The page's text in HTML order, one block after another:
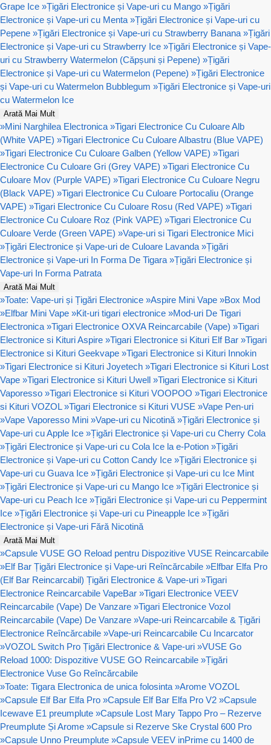
Grape Ice »Țigări Electronice și Vape-uri cu Mango »Țigări
Electronice și Vape-uri cu Menta »Țigări Electronice și Vape-uri cu
Pepene »Țigări Electronice și Vape-uri cu Strawberry Banana »Țigări
Electronice și Vape-uri cu Strawberry Ice »Țigări Electronice și Vape-
uri cu Strawberry Watermelon (Căpșuni și Pepene) »Țigări
Electronice și Vape-uri cu Watermelon (Pepene) »Țigări Electronice
și Vape-uri cu Watermelon Bubblegum »Țigări Electronice și Vape-uri
cu Watermelon Ice
Arată Mai Mult
»Mini Narghilea Electronica »Tigari Electronice Cu Culoare Alb
(White VAPE) »Tigari Electronice Cu Culoare Albastru (Blue VAPE)
»Tigari Electronice Cu Culoare Galben (Yellow VAPE) »Tigari
Electronice Cu Culoare Gri (Grey VAPE) »Tigari Electronice Cu
Culoare Mov (Purple VAPE) »Tigari Electronice Cu Culoare Negru
(Black VAPE) »Tigari Electronice Cu Culoare Portocaliu (Orange
VAPE) »Tigari Electronice Cu Culoare Rosu (Red VAPE) »Tigari
Electronice Cu Culoare Roz (Pink VAPE) »Tigari Electronice Cu
Culoare Verde (Green VAPE) »Vape-uri si Tigari Electronice Mici
»Țigări Electronice și Vape-uri de Culoare Lavanda »Țigări
Electronice și Vape-uri In Forma De Tigara »Țigări Electronice și
Vape-uri In Forma Patrata
Arată Mai Mult
»Toate: Vape-uri și Țigări Electronice »Aspire Mini Vape »Box Mod
»Elfbar Mini Vape »Kit-uri tigari electronice »Mod-uri De Tigari
Electronica »Tigari Electronice OXVA Reincarcabile (Vape) »Tigari
Electronice si Kituri Aspire »Tigari Electronice si Kituri Elf Bar »Tigari
Electronice si Kituri Geekvape »Tigari Electronice si Kituri Innokin
»Tigari Electronice si Kituri Joyetech »Tigari Electronice si Kituri Lost
Vape »Tigari Electronice si Kituri Uwell »Tigari Electronice si Kituri
Vaporesso »Tigari Electronice si Kituri VOOPOO »Tigari Electronice
si Kituri VOZOL »Tigari Electronice si Kituri VUSE »Vape Pen-uri
»Vape Vaporesso Mini »Vape-uri cu Nicotină »Țigări Electronice și
Vape-uri cu Apple Ice »Țigări Electronice și Vape-uri cu Cherry Cola
»Țigări Electronice și Vape-uri cu Cola Ice la e-Potion »Țigări
Electronice și Vape-uri cu Cotton Candy Ice »Țigări Electronice și
Vape-uri cu Guava Ice »Țigări Electronice și Vape-uri cu Ice Mint
»Țigări Electronice și Vape-uri cu Mango Ice »Țigări Electronice și
Vape-uri cu Peach Ice »Țigări Electronice și Vape-uri cu Peppermint
Ice »Țigări Electronice și Vape-uri cu Pineapple Ice »Țigări
Electronice și Vape-uri Fără Nicotină
Arată Mai Mult
»Capsule VUSE GO Reload pentru Dispozitive VUSE Reincarcabile
»Elf Bar Țigări Electronice și Vape-uri Reîncărcabile »Elfbar Elfa Pro
(Elf Bar Reincarcabil) Țigări Electronice & Vape-uri »Tigari
Electronice Reincarcabile VapeBar »Tigari Electronice VEEV
Reincarcabile (Vape) De Vanzare »Tigari Electronice Vozol
Reincarcabile (Vape) De Vanzare »Vape-uri Reincarcabile & Țigări
Electronice Reîncărcabile »Vape-uri Reincarcabile Cu Incarcator
»VOZOL Switch Pro Țigări Electronice & Vape-uri »VUSE Go
Reload 1000: Dispozitive VUSE GO Reincarcabile »Țigări
Electronice Vuse Go Reîncărcabile
»Toate: Tigara Electronica de unica folosinta »Arome VOZOL
»Capsule Elf Bar Elfa Pro »Capsule Elf Bar Elfa Pro V2 »Capsule
Icewave E1 preumplute »Capsule Lost Mary Tappo Pro – Rezerve
Preumplute Și Arome »Capsule si Rezerve Ske Crystal 600 Pro
»Capsule Unno Preumplute »Capsule VEEV inPrime cu 1400 de